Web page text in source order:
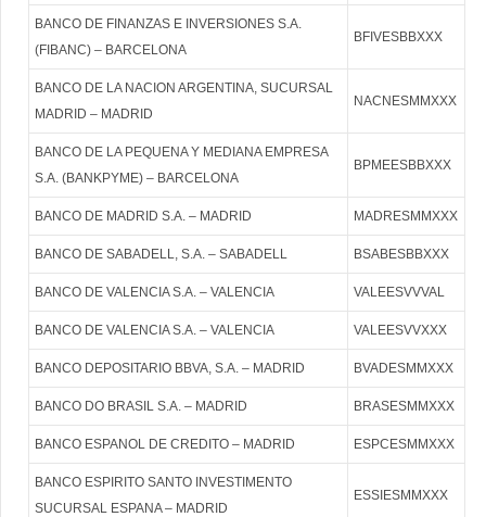
BANCO DE FINANZAS E INVERSIONES S.A.
(FIBANC) – BARCELONA
BFIVESBBXXX
BANCO DE LA NACION ARGENTINA, SUCURSAL
MADRID – MADRID
NACNESMMXXX
BANCO DE LA PEQUENA Y MEDIANA EMPRESA
S.A. (BANKPYME) – BARCELONA
BPMEESBBXXX
BANCO DE MADRID S.A. – MADRID MADRESMMXXX
BANCO DE SABADELL, S.A. – SABADELL BSABESBBXXX
BANCO DE VALENCIA S.A. – VALENCIA VALEESVVVAL
BANCO DE VALENCIA S.A. – VALENCIA VALEESVVXXX
BANCO DEPOSITARIO BBVA, S.A. – MADRID BVADESMMXXX
BANCO DO BRASIL S.A. – MADRID BRASESMMXXX
BANCO ESPANOL DE CREDITO – MADRID ESPCESMMXXX
BANCO ESPIRITO SANTO INVESTIMENTO
SUCURSAL ESPANA – MADRID
ESSIESMMXXX